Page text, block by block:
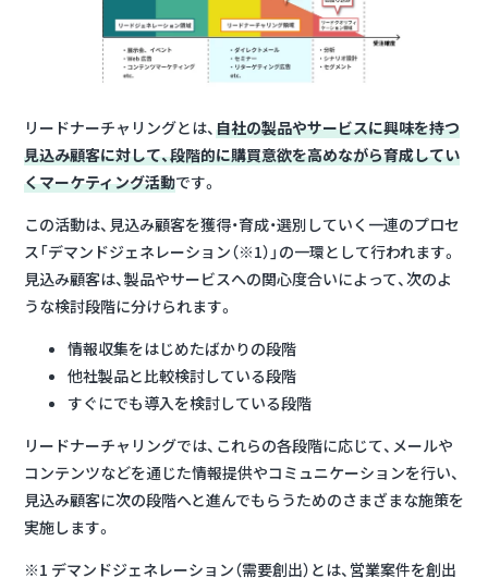
リードナーチャリングとは、自社の製品やサービスに興味を持つ
見込み顧客に対して、段階的に購買意欲を高めながら育成してい
くマーケティング活動です。
この活動は、見込み顧客を獲得・育成・選別していく一連のプロセ
ス「デマンドジェネレーション（※1）」の一環として行われます。
見込み顧客は、製品やサービスへの関心度合いによって、次のよ
うな検討段階に分けられます。
情報収集をはじめたばかりの段階
他社製品と比較検討している段階
すぐにでも導入を検討している段階
リードナーチャリングでは、これらの各段階に応じて、メールや
コンテンツなどを通じた情報提供やコミュニケーションを行い、
見込み顧客に次の段階へと進んでもらうためのさまざまな施策を
実施します。
※1 デマンドジェネレーション（需要創出）とは、営業案件を創出